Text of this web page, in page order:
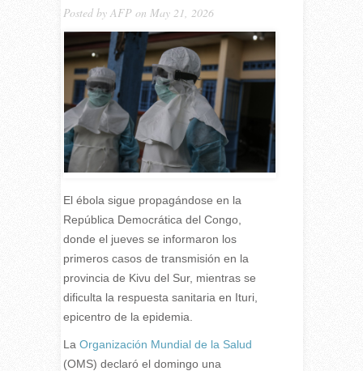
Posted by AFPon May 21, 2026
El ébola sigue propagándose en la
República Democrática del Congo,
donde el jueves se informaron los
primeros casos de transmisión en la
provincia de Kivu del Sur, mientras se
dificulta la respuesta sanitaria en Ituri,
epicentro de la epidemia.
L a Organización Mundial de la Salud
(OMS) declaró el domingo una